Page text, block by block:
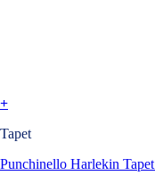
+
Tapet
Punchinello Harlekin